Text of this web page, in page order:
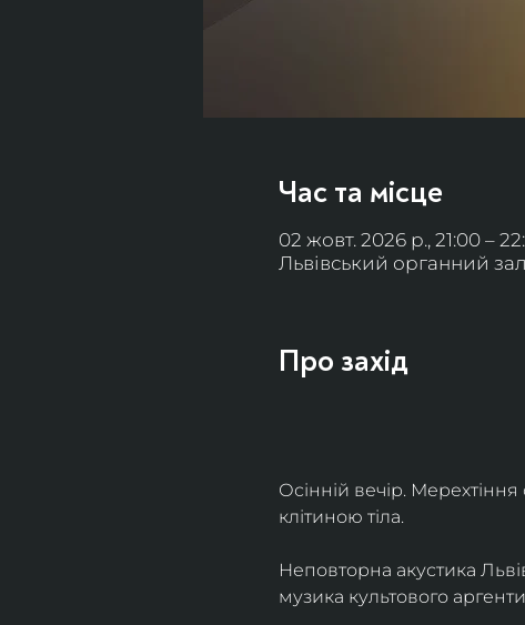
Час та місце
02 жовт. 2026 р., 21:00 –
Львівський органний
Про захід
Осінній вечір.
клітиною тіла.
Неповторна акустика
музика культового